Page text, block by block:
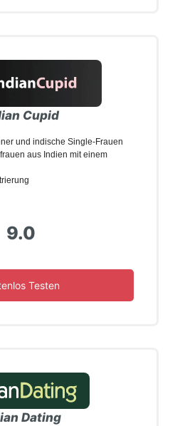
Cupid
und indische Single-Frauen
aus Indien mit einem
9.0
Testen
Dating